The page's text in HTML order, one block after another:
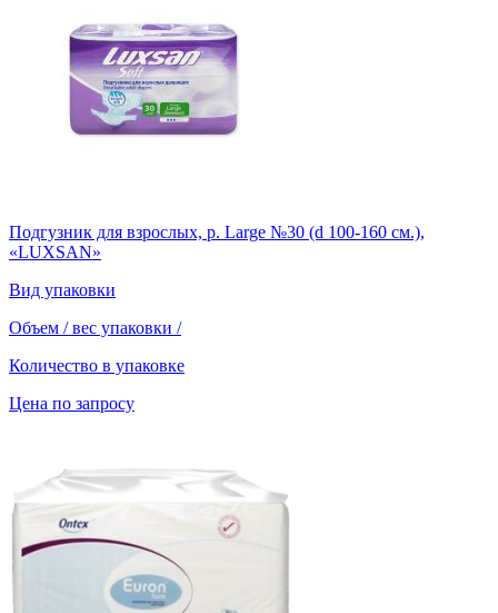
Подгузник для взрослых, р. Large №30 (d 100-160 см.),
«LUXSAN»
Вид упаковки
Объем / вес упаковки /
Количество в упаковке
Цена по запросу